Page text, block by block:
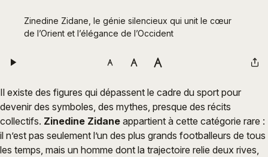
Zinedine Zidane, le génie silencieux qui unit le cœur
de l’Orient et l’élégance de l’Occident
Il existe des figures qui dépassent le cadre du sport pour
devenir des symboles, des mythes, presque des récits
collectifs. Zinedine Zidane appartient à cette catégorie rare :
il n’est pas seulement l’un des plus grands footballeurs de tous
les temps, mais un homme dont la trajectoire relie deux rives,